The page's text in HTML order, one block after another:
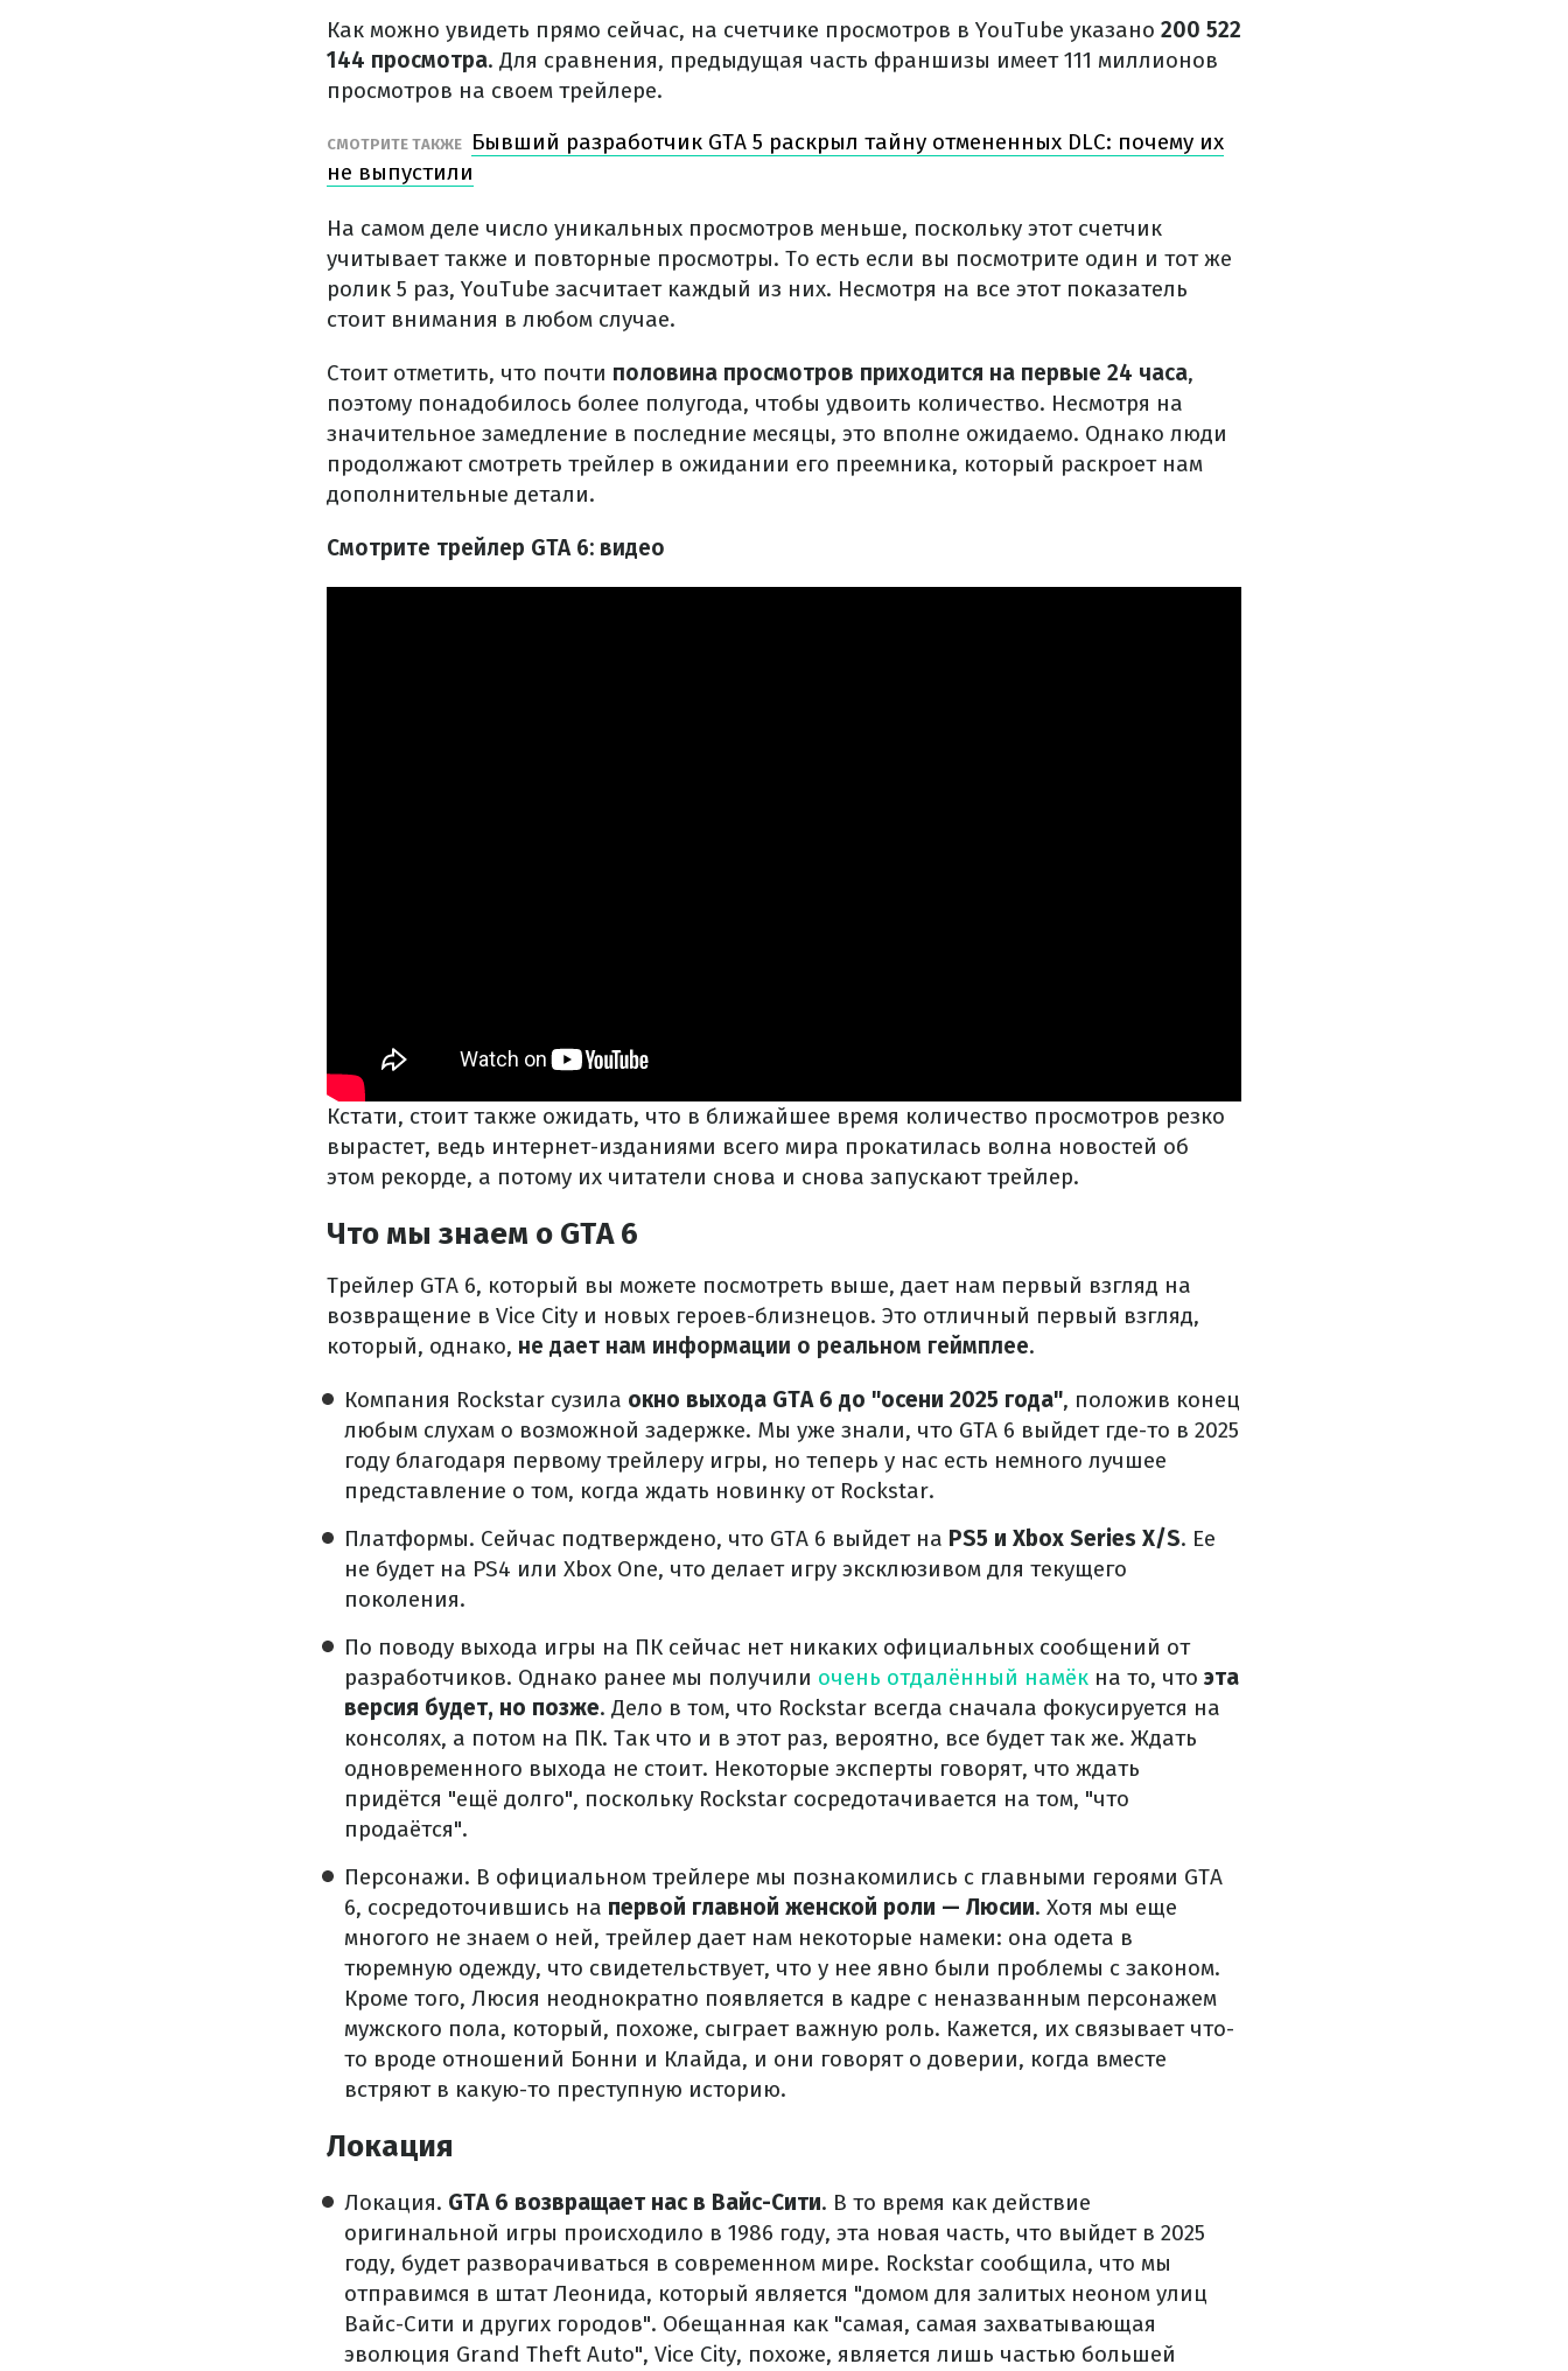
Как можно увидеть прямо сейчас, на счетчике просмотров в YouTube указано 200 522
144 просмотра. Для сравнения, предыдущая часть франшизы имеет 111 миллионов
просмотров на своем трейлере.
СМОТРИТЕ ТАКЖЕ
Бывший разработчик GTA 5 раскрыл тайну отмененных DLC: почему их
не выпустили
На самом деле число уникальных просмотров меньше, поскольку этот счетчик
учитывает также и повторные просмотры. То есть если вы посмотрите один и тот же
ролик 5 раз, YouTube засчитает каждый из них. Несмотря на все этот показатель
стоит внимания в любом случае.
Стоит отметить, что почти половина просмотров приходится на первые 24 часа,
поэтому понадобилось более полугода, чтобы удвоить количество. Несмотря на
значительное замедление в последние месяцы, это вполне ожидаемо. Однако люди
продолжают смотреть трейлер в ожидании его преемника, который раскроет нам
дополнительные детали.
Смотрите трейлер GTA 6: видео
Кстати, стоит также ожидать, что в ближайшее время количество просмотров резко
вырастет, ведь интернет-изданиями всего мира прокатилась волна новостей об
этом рекорде, а потому их читатели снова и снова запускают трейлер.
Что мы знаем о GTA 6
Трейлер GTA 6, который вы можете посмотреть выше, дает нам первый взгляд на
возвращение в Vice City и новых героев-близнецов. Это отличный первый взгляд,
который, однако, не дает нам информации о реальном геймплее.
Компания Rockstar сузила окно выхода GTA 6 до "осени 2025 года", положив конец
любым слухам о возможной задержке. Мы уже знали, что GTA 6 выйдет где-то в 2025
году благодаря первому трейлеру игры, но теперь у нас есть немного лучшее
представление о том, когда ждать новинку от Rockstar.
Платформы. Сейчас подтверждено, что GTA 6 выйдет на PS5 и Xbox Series X/S. Ее
не будет на PS4 или Xbox One, что делает игру эксклюзивом для текущего
поколения.
По поводу выхода игры на ПК сейчас нет никаких официальных сообщений от
разработчиков. Однако ранее мы получили очень отдалённый намёк на то, что эта
версия будет, но позже. Дело в том, что Rockstar всегда сначала фокусируется на
консолях, а потом на ПК. Так что и в этот раз, вероятно, все будет так же. Ждать
одновременного выхода не стоит. Некоторые эксперты говорят, что ждать
придётся "ещё долго", поскольку Rockstar сосредотачивается на том, "что
продаётся".
Персонажи. В официальном трейлере мы познакомились с главными героями GTA
6, сосредоточившись на первой главной женской роли — Люсии. Хотя мы еще
многого не знаем о ней, трейлер дает нам некоторые намеки: она одета в
тюремную одежду, что свидетельствует, что у нее явно были проблемы с законом.
Кроме того, Люсия неоднократно появляется в кадре с неназванным персонажем
мужского пола, который, похоже, сыграет важную роль. Кажется, их связывает что-
то вроде отношений Бонни и Клайда, и они говорят о доверии, когда вместе
встряют в какую-то преступную историю.
Локация
Локация. GTA 6 возвращает нас в Вайс-Сити. В то время как действие
оригинальной игры происходило в 1986 году, эта новая часть, что выйдет в 2025
году, будет разворачиваться в современном мире. Rockstar сообщила, что мы
отправимся в штат Леонида, который является "домом для залитых неоном улиц
Вайс-Сити и других городов". Обещанная как "самая, самая захватывающая
эволюция Grand Theft Auto", Vice City, похоже, является лишь частью большей